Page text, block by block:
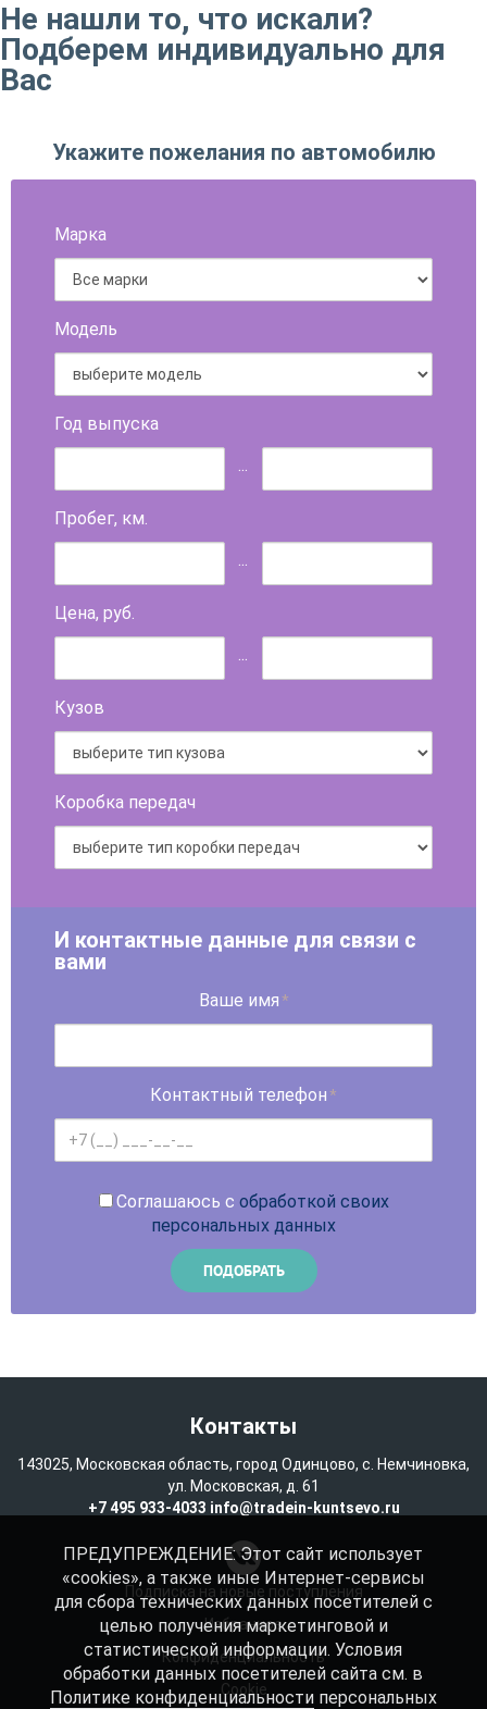
Не нашли то, что искали?
Подберем индивидуально для
Вас
Укажите пожелания по автомобилю
Марка
Модель
Год выпуска
...
Пробег, км.
...
Цена, руб.
...
Кузов
Коробка передач
И контактные данные для связи с
вами
Ваше имя *
Контактный телефон *
Соглашаюсь с обработкой своих
персональных данных
Контакты
143025, Московская область, город Одинцово, с. Немчиновка,
ул. Московская, д. 61
+7 495 933-4033 info@tradein-kuntsevo.ru
Подписка на новые поступления
Избранное
Конфиденциальность
Cookie
ПРЕДУПРЕЖДЕНИЕ: Этот сайт использует
«cookies», а также иные Интернет-сервисы
для сбора технических данных посетителей с
целью получения маркетинговой и
статистической информации. Условия
обработки данных посетителей сайта см. в
Политике конфиденциальностиперсональных